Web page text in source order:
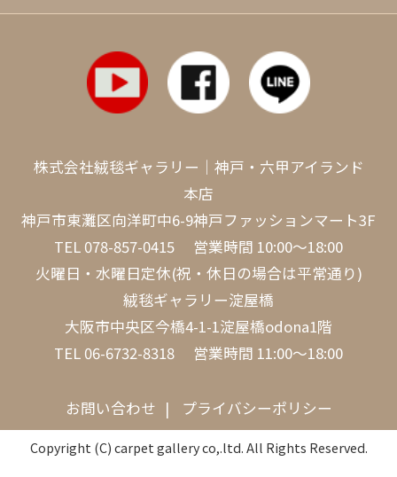
株式会社絨毯ギャラリー｜神戸・六甲アイランド
本店
神戸市東灘区向洋町中6-9神戸ファッションマート3F
TEL 078-857-0415 営業時間 10:00～18:00
火曜日・水曜日定休(祝・休日の場合は平常通り)
絨毯ギャラリー淀屋橋
大阪市中央区今橋4-1-1淀屋橋odona1階
TEL 06-6732-8318 営業時間 11:00～18:00
お問い合わせ プライバシーポリシー
Copyright (C) carpet gallery co,.ltd. All Rights Reserved.